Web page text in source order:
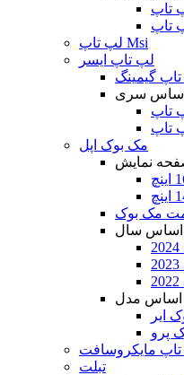
لپ تاپ Msi
لپ تاپ ایسر
سری
مک بوک اپل
نمایش
مک بوک
اساس سال
اساس مدل
ایر
پرو
مایکروسافت
تبلت